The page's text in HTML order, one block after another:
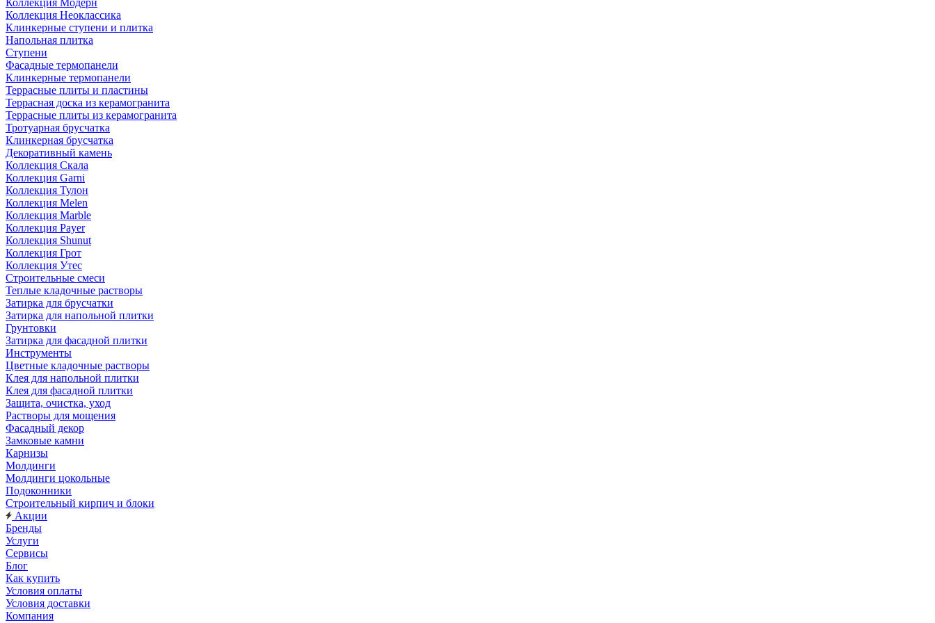
Коллекция Модерн
Коллекция Неоклассика
Клинкерные ступени и плитка
Напольная плитка
Ступени
Фасадные термопанели
Клинкерные термопанели
Террасные плиты и пластины
Террасная доска из керамогранита
Террасные плиты из керамогранита
Тротуарная брусчатка
Клинкерная брусчатка
Декоративный камень
Коллекция Скала
Коллекция Garni
Коллекция Тулон
Коллекция Melen
Коллекция Marble
Коллекция Payer
Коллекция Shunut
Коллекция Грот
Коллекция Утес
Строительные смеси
Теплые кладочные растворы
Затирка для брусчатки
Затирка для напольной плитки
Грунтовки
Затирка для фасадной плитки
Инструменты
Цветные кладочные растворы
Клея для напольной плитки
Клея для фасадной плитки
Защита, очистка, уход
Растворы для мощения
Фасадный декор
Замковые камни
Карнизы
Молдинги
Молдинги цокольные
Подоконники
Строительный кирпич и блоки
Акции
Бренды
Услуги
Сервисы
Блог
Как купить
Условия оплаты
Условия доставки
Компания